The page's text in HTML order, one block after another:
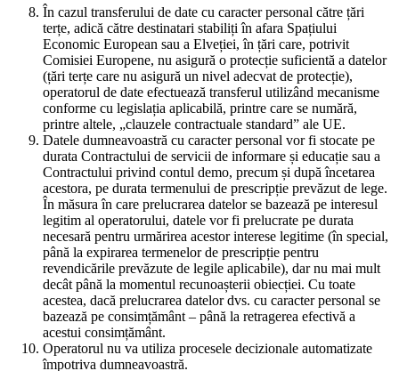
În cazul transferului de date cu caracter personal către țări
terțe, adică către destinatari stabiliți în afara Spațiului
Economic European sau a Elveției, în țări care, potrivit
Comisiei Europene, nu asigură o protecție suficientă a datelor
(țări terțe care nu asigură un nivel adecvat de protecție),
operatorul de date efectuează transferul utilizând mecanisme
conforme cu legislația aplicabilă, printre care se numără,
printre altele, „clauzele contractuale standard” ale UE.
Datele dumneavoastră cu caracter personal vor fi stocate pe
durata Contractului de servicii de informare și educație sau a
Contractului privind contul demo, precum și după încetarea
acestora, pe durata termenului de prescripție prevăzut de lege.
În măsura în care prelucrarea datelor se bazează pe interesul
legitim al operatorului, datele vor fi prelucrate pe durata
necesară pentru urmărirea acestor interese legitime (în special,
până la expirarea termenelor de prescripție pentru
revendicările prevăzute de legile aplicabile), dar nu mai mult
decât până la momentul recunoașterii obiecției. Cu toate
acestea, dacă prelucrarea datelor dvs. cu caracter personal se
bazează pe consimțământ – până la retragerea efectivă a
acestui consimțământ.
Operatorul nu va utiliza procesele decizionale automatizate
împotriva dumneavoastră.